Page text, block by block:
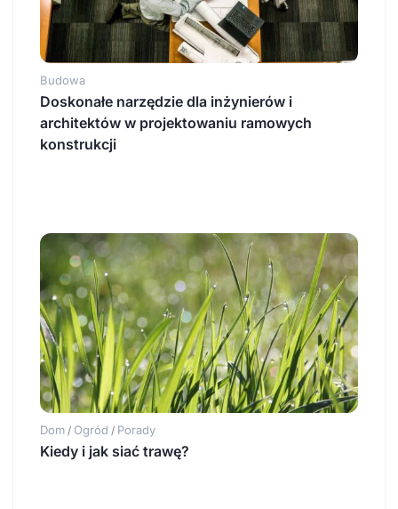
Budowa
Doskonałe narzędzie dla inżynierów i
architektów w projektowaniu ramowych
konstrukcji
Dom / Ogród / Porady
Kiedy i jak siać trawę?